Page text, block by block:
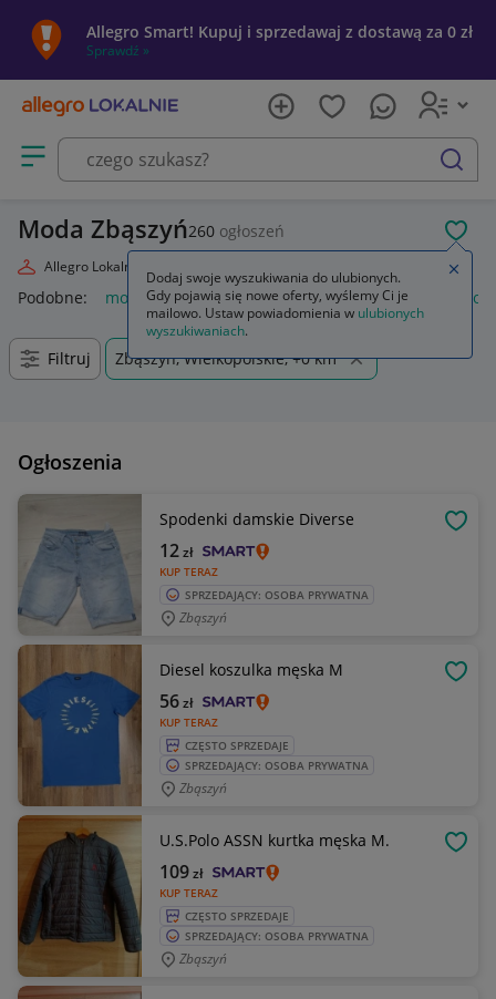
Allegro Smart! Kupuj i sprzedawaj z dostawą za 0 zł
Sprawdź »
Otwórz menu z kategoriami
szukaj
Moda Zbąszyń260 ogłoszeń
Allegro Lokalnie
Podobne: moda markowa moda 2026 moda damska
Filtruj Zbąszyń, Wielkopolskie, +0 km
Ogłoszenia
Spodenki damskie Diverse
KUP TERAZ
12zł
SPRZEDAJĄCY: OSOBA PRYWATNA
Zbąszyń
Diesel koszulka męska M
KUP TERAZ
56zł
CZĘSTO SPRZEDAJE
SPRZEDAJĄCY: OSOBA PRYWATNA
Zbąszyń
U.S.Polo ASSN kurtka męska M.
KUP TERAZ
109zł
CZĘSTO SPRZEDAJE
SPRZEDAJĄCY: OSOBA PRYWATNA
Zbąszyń
Dodaj swoje wyszukiwania do ulubionych.
Gdy pojawią się nowe oferty, wyślemy Ci je
mailowo. Ustaw powiadomienia w ulubionych
wyszukiwaniach.